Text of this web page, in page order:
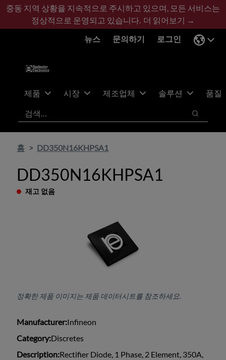
기
콘
바
글
중동 지역 상황을 지속적으로 주시하고 있으며, 모든 서비스는
정상적으로 운영되고 있습니다. 더 읽어보기 →
뉴스
문의하기 로그인
제품 시장 제조업체 솔루션
품질
검색
검색
홈 DD350N16KHPSA1
DD350N16KHPSA1
재고 없음
정확한 제품 이미지는 제품 데이터시트를 참조하세요.
Manufacturer:Infineon
Category:Discretes
Description:Rectifier Diode, 1 Phase, 2 Element, 350A,